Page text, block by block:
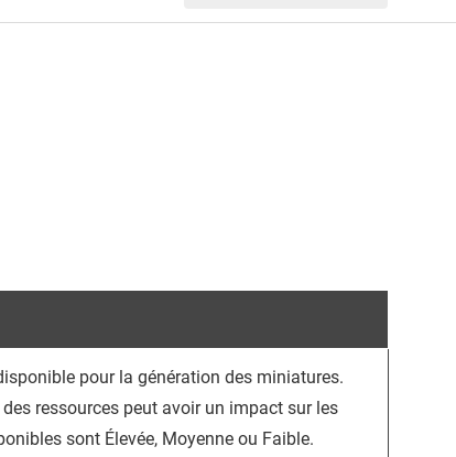
pour la génération des miniatures.
ressources peut avoir un impact sur les
sont Élevée, Moyenne ou Faible.